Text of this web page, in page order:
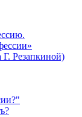
Резапкиной)